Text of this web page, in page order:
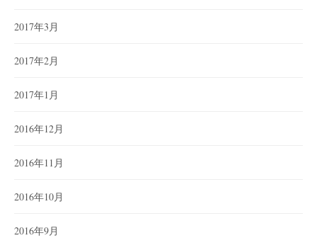
2017年3月
2017年2月
2017年1月
2016年12月
2016年11月
2016年10月
2016年9月